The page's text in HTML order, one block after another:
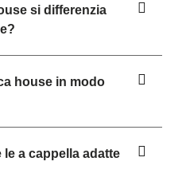
si differenzia
house in modo
a cappella adatte